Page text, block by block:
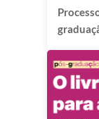
graduação
Risco